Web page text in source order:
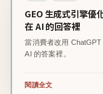
GEO 生成式引擎優
在 AI 的回答裡
當消費者改用
AI 的答案裡。
閱讀全文